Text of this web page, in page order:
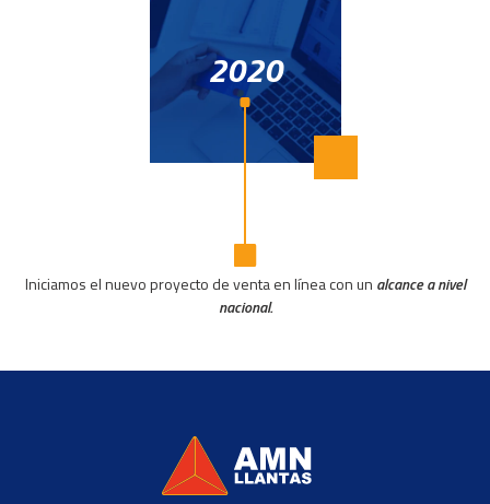
2020
Iniciamos el nuevo proyecto de venta en línea con un alcance a nivel
nacional.